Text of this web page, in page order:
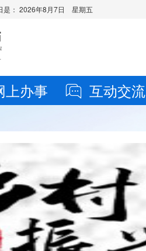
： 2026年8月7日 星期五
上办事 互动交流